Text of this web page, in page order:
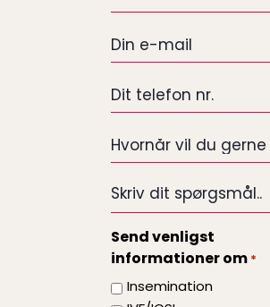
e-
Dit
*
Hvornår
gerne
på
din
behandling?
Skriv
spørgsmål..
Send venligst
informationer om *
Insemination